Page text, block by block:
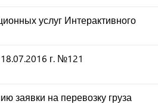
услуг Интерактивного
г. №121
заявки на перевозку груза